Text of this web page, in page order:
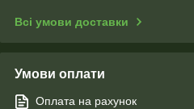
Всі умови доставки
Умови оплати
Оплата на рахунок